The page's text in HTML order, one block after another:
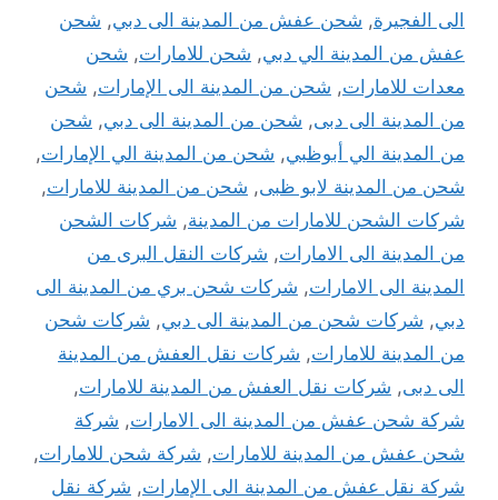
الى الفجيرة, شحن عفش من المدينة الى دبي, شحن
عفش من المدينة الي دبي, شحن للامارات, شحن
معدات للامارات, شحن من المدينة الى الإمارات, شحن
من المدينة الى دبى, شحن من المدينة الى دبي, شحن
من المدينة الي أبوظبي, شحن من المدينة الي الإمارات,
شحن من المدينة لابو ظبى, شحن من المدينة للامارات,
شركات الشحن للامارات من المدينة, شركات الشحن
من المدينة الى الامارات, شركات النقل البرى من
المدينة الى الامارات, شركات شحن بري من المدينة الى
دبي, شركات شحن من المدينة الى دبي, شركات شحن
من المدينة للامارات, شركات نقل العفش من المدينة
الى دبى, شركات نقل العفش من المدينة للامارات,
شركة شحن عفش من المدينة الى الامارات, شركة
شحن عفش من المدينة للامارات, شركة شحن للامارات,
شركة نقل عفش من المدينة الى الإمارات, شركة نقل